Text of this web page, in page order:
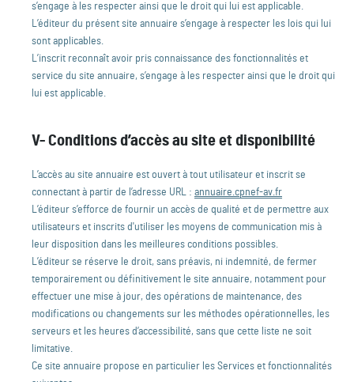
s’engage à les respecter ainsi que le droit qui lui est applicable.
L’éditeur du présent site annuaire s’engage à respecter les lois qui lui
sont applicables.
L’inscrit reconnaît avoir pris connaissance des fonctionnalités et
service du site annuaire, s’engage à les respecter ainsi que le droit qui
lui est applicable.
V- Conditions d’accès au site et disponibilité
L’accès au site annuaire est ouvert à tout utilisateur et inscrit se
connectant à partir de l’adresse URL : annuaire.cpnef-av.fr
L’éditeur s’efforce de fournir un accès de qualité et de permettre aux
utilisateurs et inscrits d'utiliser les moyens de communication mis à
leur disposition dans les meilleures conditions possibles.
L’éditeur se réserve le droit, sans préavis, ni indemnité, de fermer
temporairement ou définitivement le site annuaire, notamment pour
effectuer une mise à jour, des opérations de maintenance, des
modifications ou changements sur les méthodes opérationnelles, les
serveurs et les heures d’accessibilité, sans que cette liste ne soit
limitative.
Ce site annuaire propose en particulier les Services et fonctionnalités